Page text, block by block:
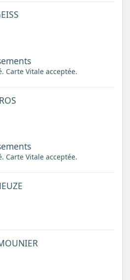
Carte Vitale acceptée.
Carte Vitale acceptée.